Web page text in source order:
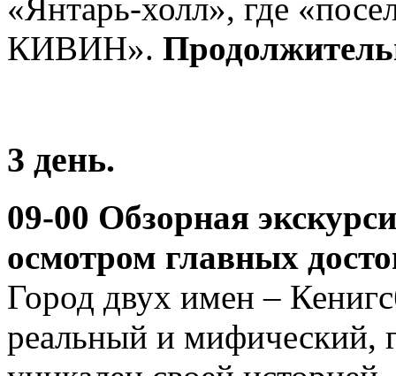
«Янтарь-холл», где
КИВИН».
3 день.
09-00 Обзорная
осмотром главных
Город двух имен –
реальный и мифический,